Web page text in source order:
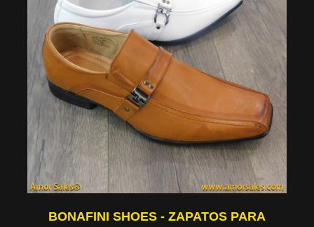
BONAFINI SHOES - ZAPATOS PARA